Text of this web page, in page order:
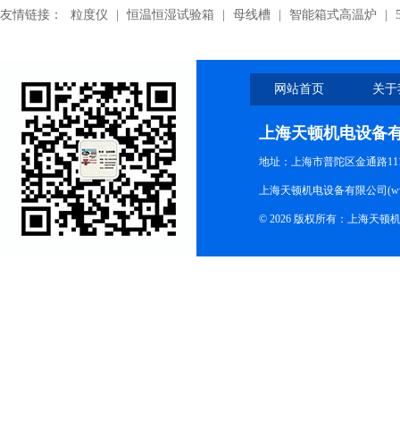
友情链接： 粒度仪 恒温恒湿试验箱 母线槽 智能箱式高温炉
网站首页 关
上海天顿机电设备
地址：上海市普陀区金通路
上海天顿机电设备有限公司
© 2026 版权所有：上海天顿